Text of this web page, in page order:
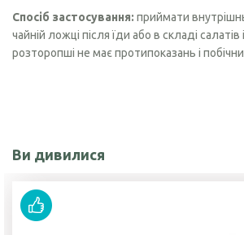
Спосіб застосування: приймати
чайній ложці після їди або в складі салатів
розторопші не має протипоказань і
Ви дивилися